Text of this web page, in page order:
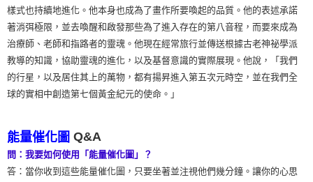
樣式也持續地進化。他本身也成為了畫作所要喚起的品質。他的表述承諾
著消弭極限，並去喚醒和啟發那些為了進入存在的第八音程，而要來成為
治療師、老師和指路者的靈魂。他現在經常旅行並傳送根據古老神祕學派
教導的知識，協助靈魂的進化，以及基督意識的實際展現。他說，「我們
的行星，以及居住其上的萬物，都有揚昇進入第五次元時空，並在我們全
球的實相中創造第七個黃金紀元的使命。」
能量催化圖 Q&A
問：我要如何使用「能量催化圖」？
答：當你收到這些能量催化圖，只要坐著並注視他們幾分鐘。讓你的心思